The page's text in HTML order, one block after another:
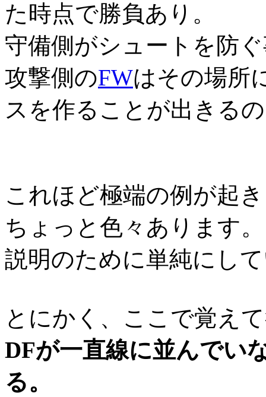
た時点で勝負あり。
守備側がシュートを防
攻撃側のFWはその場所
スを作ることが出きる
これほど極端の例が起
ちょっと色々あります。
説明のために単純にし
とにかく、ここで覚え
DFが一直線に並んでい
る。